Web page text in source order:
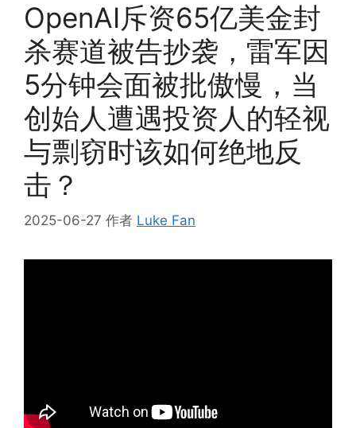
OpenAI斥资65亿美金封
杀赛道被告抄袭，雷军因
5分钟会面被批傲慢，当
创始人遭遇投资人的轻视
与剽窃时该如何绝地反
击？
2025-06-27 作者 Luke Fan